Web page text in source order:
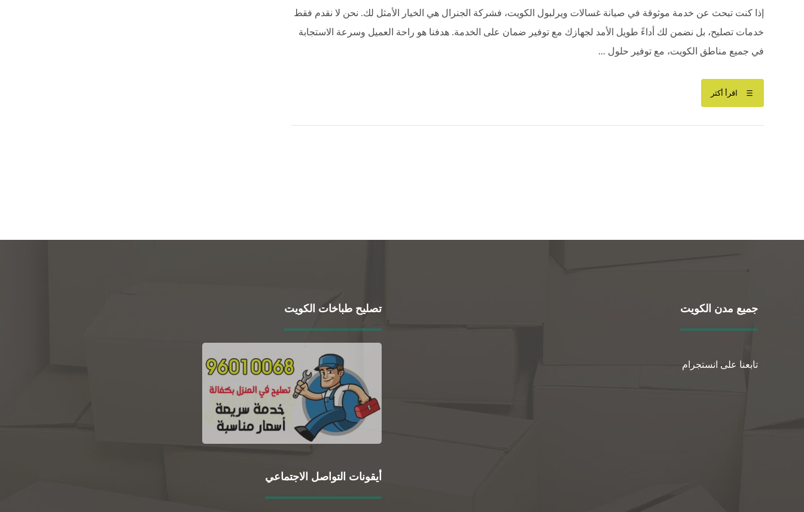
إذا كنت تبحث عن خدمة موثوقة في صيانة غسالات ويرلبول الكويت، فشركة الجنرال هي الخيار الأمثل لك. نحن لا نقدم فقط
خدمات تصليح، بل نضمن لك أداءً طويل الأمد لجهازك مع توفير ضمان على الخدمة. هدفنا هو راحة العميل وسرعة الاستجابة
في جميع مناطق الكويت، مع توفير حلول ...
اقرأ أكثر
جميع مدن الكويت
تابعنا على انستجرام
تصليح طباخات الكويت
أيقونات التواصل الاجتماعي